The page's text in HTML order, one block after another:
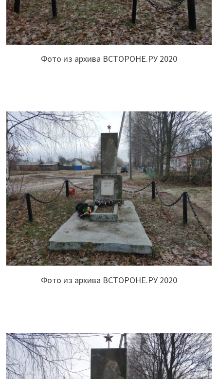
Фото из архива ВСТОРОНЕ.РУ 2020
Фото из архива ВСТОРОНЕ.РУ 2020